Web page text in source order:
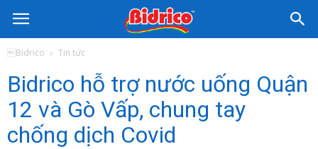
Nước
Uống
Bidrico
Bidrico Tin tức
Bidrico hỗ trợ nước uống Quận
12 và Gò Vấp, chung tay
chống dịch Covid